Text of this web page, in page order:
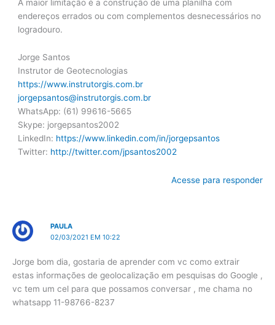
A maior limitação é a construção de uma planilha com
endereços errados ou com complementos desnecessários no
logradouro.
Jorge Santos
Instrutor de Geotecnologias
https://www.instrutorgis.com.br
jorgepsantos@instrutorgis.com.br
WhatsApp: (61) 99616-5665
Skype: jorgepsantos2002
LinkedIn: https://www.linkedin.com/in/jorgepsantos
Twitter: http://twitter.com/jpsantos2002
Acesse para responder
PAULA
02/03/2021 EM 10:22
Jorge bom dia, gostaria de aprender com vc como extrair
estas informações de geolocalização em pesquisas do Google ,
vc tem um cel para que possamos conversar , me chama no
whatsapp 11-98766-8237